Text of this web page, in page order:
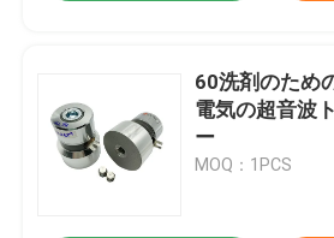
60洗剤のため
電気の超音波
ー
MOQ：1PCS